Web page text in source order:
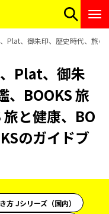
Plat、御朱印、歴史時代、旅の
Plat、御朱
、BOOKS 旅
と健康、BO
のガイドブ
方 Jシリーズ（国内）